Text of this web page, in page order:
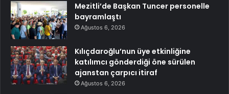
Mezitli’de Başkan Tuncer personelle
bayramlaştı
Ağustos 6, 2026
Kılıçdaroğlu’nun üye etkinliğine
katılımcı gönderdiği öne sürülen
ajanstan çarpıcı itiraf
Ağustos 6, 2026